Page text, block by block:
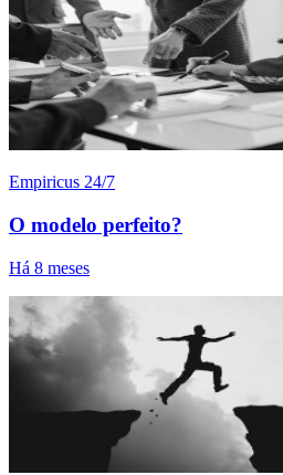
Empiricus 24/7
O modelo perfeito?
Há 8 meses